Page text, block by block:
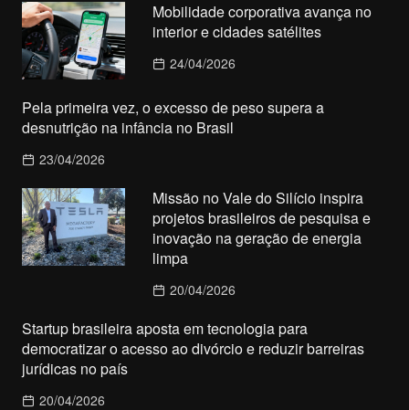
Mobilidade corporativa avança no
interior e cidades satélites
24/04/2026
Pela primeira vez, o excesso de peso supera a
desnutrição na infância no Brasil
23/04/2026
Missão no Vale do Silício inspira
projetos brasileiros de pesquisa e
inovação na geração de energia
limpa
20/04/2026
Startup brasileira aposta em tecnologia para
democratizar o acesso ao divórcio e reduzir barreiras
jurídicas no país
20/04/2026